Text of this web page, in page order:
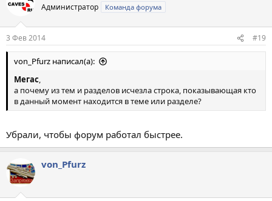
Администратор Команда форума
3 Фев 2014 #19
von_Pfurz написал(а):
Мегас,
а почему из тем и разделов исчезла строка, показывающая кто
в данный момент находится в теме или разделе?
Убрали, чтобы форум работал быстрее.
von_Pfurz